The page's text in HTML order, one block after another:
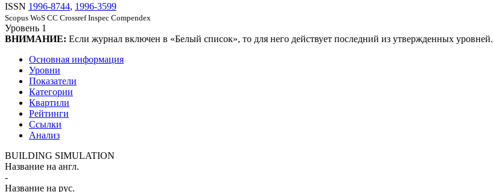
ISSN 1996-8744, 1996-3599
Scopus WoS CC Crossref Inspec Compendex
Уровень 1
ВНИМАНИЕ: Если журнал включен в «Белый список», то для него действует последний из утвержденных уровней.
Основная информация
Уровни
Показатели
Категории
Квартили
Рейтинги
Ссылки
Анализ
BUILDING SIMULATION
Название на англ.
-
Название на рус.